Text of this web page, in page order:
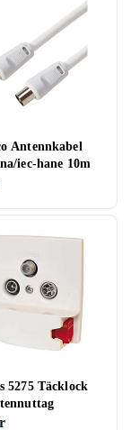
Antennkabel
iec-hane 10m
5275 Täcklock